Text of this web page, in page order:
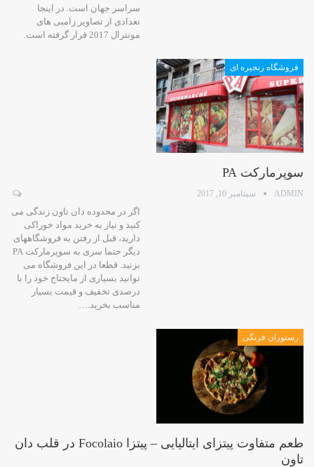
سراسر جهان است. در اینجا
تعدادی از تصاویر زامبی های
مونترال 2017 قرار گرفته است.
فروشگاه زنجیره ای
سوپرمارکت PA
ADMIN سپتامبر 10, 2017
اگر در محدوده دان تاون زندگی می
کنید و نیاز به خرید مواد خوراکی
دارید، قبل از رفتن به فروشگاههای
دیگر حتما سری به سوپرمارکت PA
بزنید. قطعا در این فروشگاه می
توانید بسیاری از مایحتاج خود را با
درصدی تخفیف و قیمت بسیار
مناسب بخرید.…
رستوران فرنگی
طعم متفاوت پیتزای ایتالیایی – پیتزا Focolaio در قلب دان
تاون